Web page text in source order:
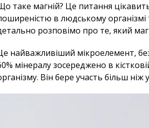
таке магній? Це питання
в людському організмі
розповімо про те, який
найважливіший мікроелемент,
мінералу зосереджено в
Він бере участь більш ніж